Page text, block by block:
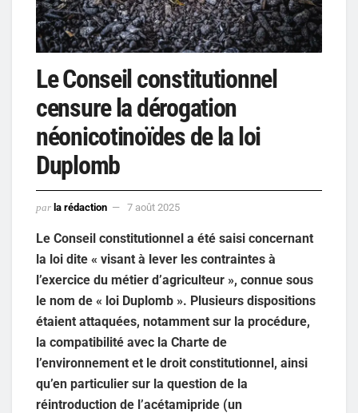
Le Conseil constitutionnel
censure la dérogation
néonicotinoïdes de la loi
Duplomb
par la rédaction 7 août 2025
Le Conseil constitutionnel a été saisi concernant
la loi dite « visant à lever les contraintes à
l’exercice du métier d’agriculteur », connue sous
le nom de « loi Duplomb ». Plusieurs dispositions
étaient attaquées, notamment sur la procédure,
la compatibilité avec la Charte de
l’environnement et le droit constitutionnel, ainsi
qu’en particulier sur la question de la
réintroduction de l’acétamipride (un